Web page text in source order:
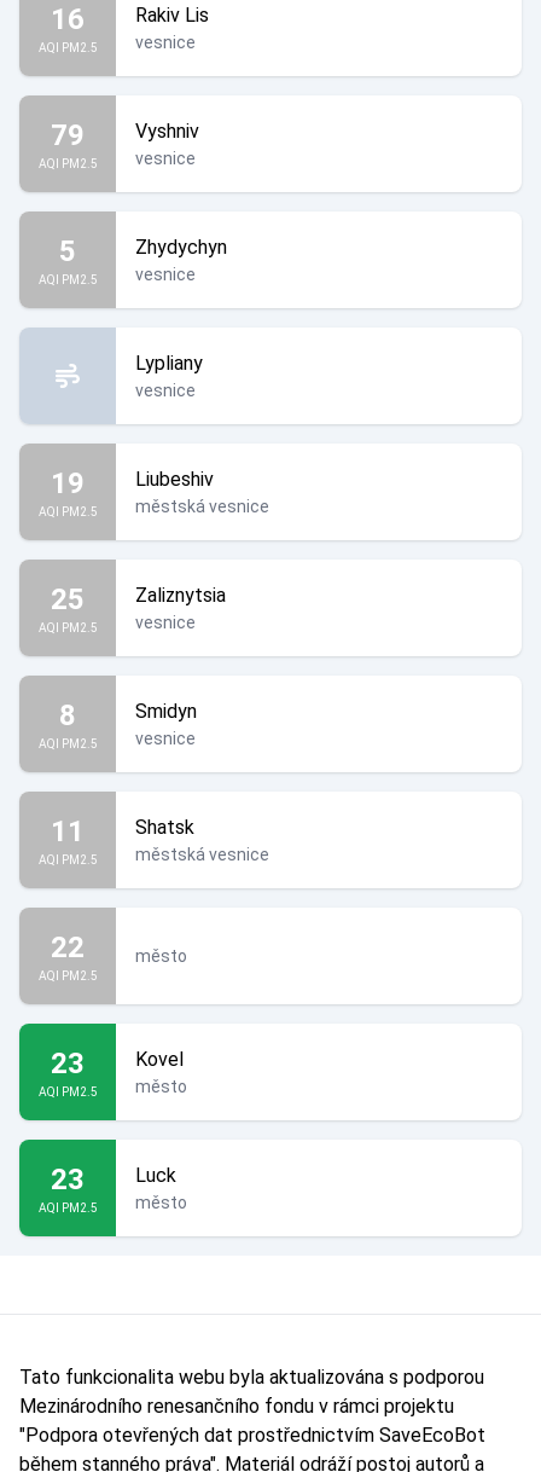
16
AQI PM2.5
Rakiv Lis
vesnice
79
AQI PM2.5
Vyshniv
vesnice
5
AQI PM2.5
Zhydychyn
vesnice
Lypliany
vesnice
19
AQI PM2.5
Liubeshiv
městská vesnice
25
AQI PM2.5
Zaliznytsia
vesnice
8
AQI PM2.5
Smidyn
vesnice
11
AQI PM2.5
Shatsk
městská vesnice
22
AQI PM2.5
město
23
AQI PM2.5
Kovel
město
23
AQI PM2.5
Luck
město
Tato funkcionalita webu byla aktualizována s podporou
Mezinárodního renesančního fondu v rámci projektu
"Podpora otevřených dat prostřednictvím SaveEcoBot
během stanného práva". Materiál odráží postoj autorů a